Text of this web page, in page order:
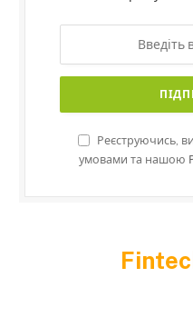
Реєструючись,
умовами та нашою